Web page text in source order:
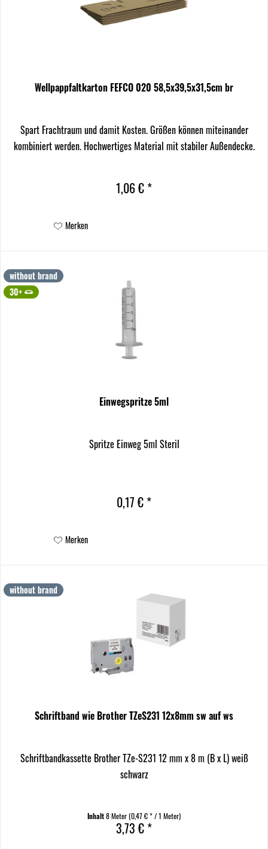
Wellpappfaltkarton FEFCO 020 58,5x39,5x31,5cm br
Spart Frachtraum und damit Kosten. Größen können miteinander
kombiniert werden. Hochwertiges Material mit stabiler Außendecke.
1,06 € *
Merken
without brand
30+
Einwegspritze 5ml
Spritze Einweg 5ml Steril
0,17 € *
Merken
without brand
Schriftband wie Brother TZeS231 12x8mm sw auf ws
Schriftbandkassette Brother TZe-S231 12 mm x 8 m (B x L) weiß
schwarz
Inhalt8 Meter(0,47 € * / 1 Meter)
3,73 € *